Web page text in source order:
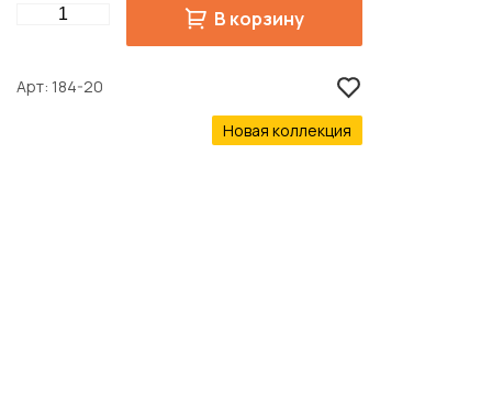
Quantity В корзину
Арт 184-20
Новая коллекция